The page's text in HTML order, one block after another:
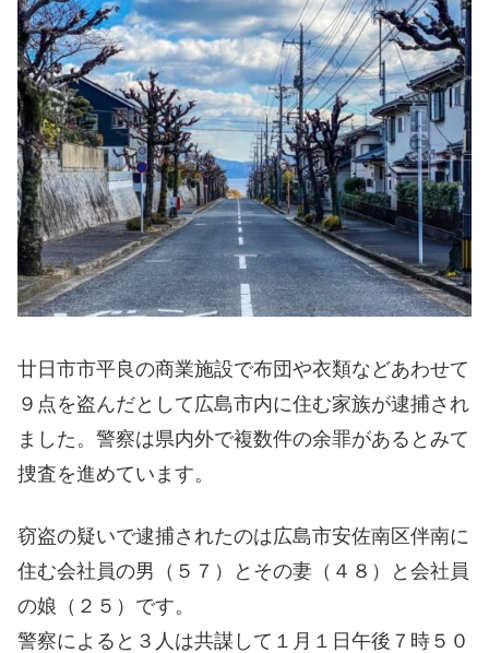
廿日市市平良の商業施設で布団や衣類などあわせて
９点を盗んだとして広島市内に住む家族が逮捕され
ました。警察は県内外で複数件の余罪があるとみて
捜査を進めています。
窃盗の疑いで逮捕されたのは広島市安佐南区伴南に
住む会社員の男（５７）とその妻（４８）と会社員
の娘（２５）です。
警察によると３人は共謀して１月１日午後７時５０